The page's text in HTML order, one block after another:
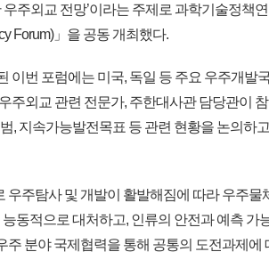
주외교 전망’이라는 주제로 과학기술정책
Forum)」을 공동 개최했다.
이번 포럼에는 미국, 독일 등 주요 우주개발
주외교 관련 전문가, 주한대사관 담당관이
, 지속가능발전목표 등 관련 현황을 논의하
우주탐사 및 개발이 활발해짐에 따라 우주물
동적으로 대처하고, 인류의 안전과 예측 가
분야 국제협력을 통해 공통의 도전과제에